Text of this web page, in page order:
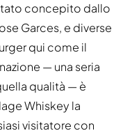
concepito dallo
Garces, e diverse
qui come il
— una seria
qualità — è
Whiskey la
visitatore con